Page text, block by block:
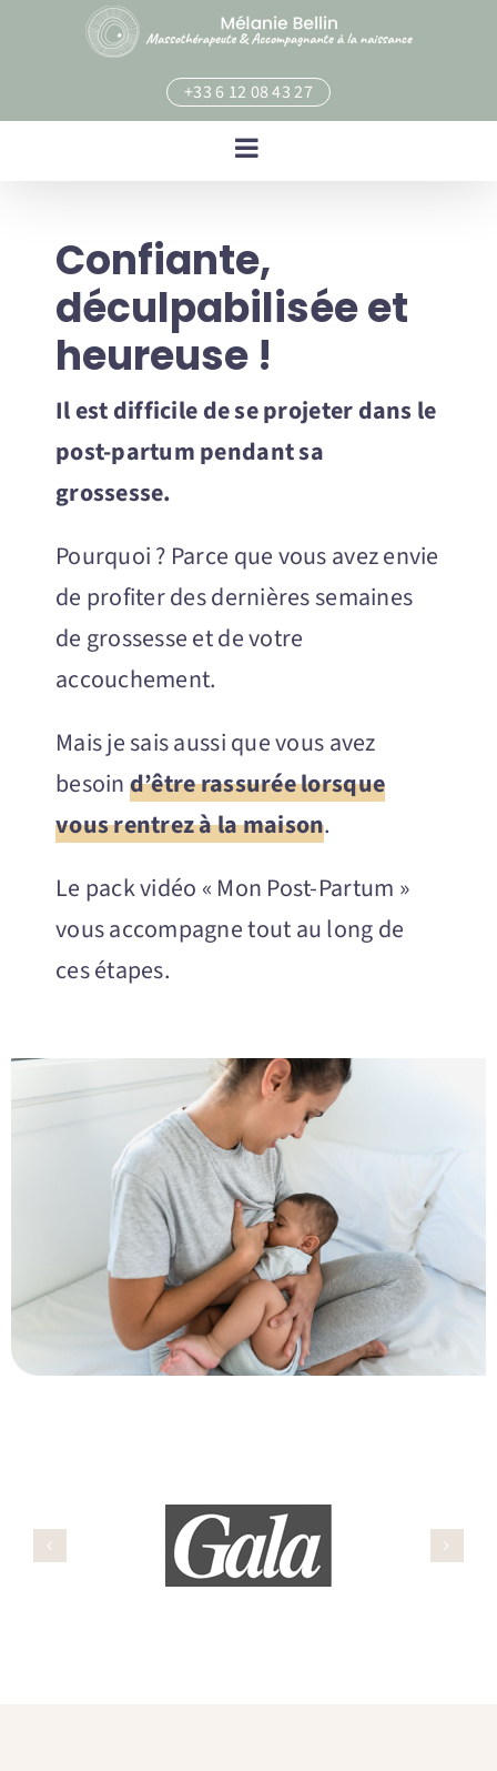
+33 6 12 08 43 27
Confiante,
déculpabilisée et
heureuse !
Il est difficile de se projeter dans le
post-partum pendant sa
grossesse.
Pourquoi ? Parce que vous avez envie
de profiter des dernières semaines
de grossesse et de votre
accouchement.
Mais je sais aussi que vous avez
besoind’être rassurée lorsque
vous rentrez à la maison.
Le pack vidéo « Mon Post-Partum »
vous accompagne tout au long de
ces étapes.